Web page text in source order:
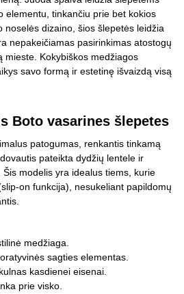
elementu, tinkančiu prie bet kokios
noselės dizaino, šios šlepetės leidžia
nepakeičiamas pasirinkimas atostogų
mieste. Kokybiškos medžiagos
savo formą ir estetinę išvaizdą visą
Boto vasarines šlepetes
patogumas, renkantis tinkamą
pateikta dydžių lentele ir
modelis yra idealus tiems, kurie
on funkcija), nesukeliant papildomų
medžiaga.
sagties elementas.
kasdienei eisenai.
prie visko.